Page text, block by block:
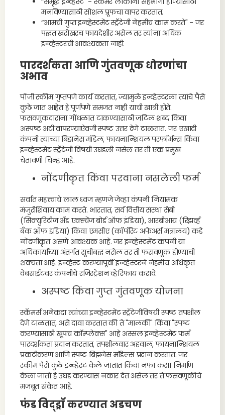
मनविण्यासाठी सोशल प्रूफचा वापर करतात.
“आमची गुप्त इन्व्हेस्टमेंट स्ट्रॅटेजी नेहमीच काम करते" - जर
पद्धत खरोखरच फायदेशीर असेल तर त्यांना अधिक
इन्व्हेस्टरची आवश्यकता नाही.
पारदर्शकता आणि गुंतवणूक धोरणांचा
अभाव
पोंजी स्कीम गुप्तपणे कार्य करतात, ज्यामुळे इन्व्हेस्टरला त्यांचे पैसे
कुठे जात आहेत हे पूर्णपणे समजत नाही याची खात्री होते.
फसवणूकदारांना गोंधळात टाकण्यासाठी जटिल शब्द किंवा
अस्पष्ट अटी वापरण्याऐवजी स्पष्ट उत्तर देणे टाळतात. जर एखादी
कंपनी त्याच्या बिझनेस मॉडेल, फायनान्शियल परफॉर्मन्स किंवा
इन्व्हेस्टमेंट स्ट्रॅटेजी विषयी उघडली नसेल तर ती एक प्रमुख
चेतावणी चिन्ह आहे.
नोंदणीकृत किंवा परवाना नसलेली फर्म
सर्वात महत्त्वाचे लाल ध्वज म्हणजे जेव्हा कंपनी नियामक
मंजुरीशिवाय काम करते. भारतात, सर्व वित्तीय संस्था सेबी
(सिक्युरिटीज अँड एक्स्चेंज बोर्ड ऑफ इंडिया), आरबीआय (रिझर्व्ह
बँक ऑफ इंडिया) किंवा एमसीए (कॉर्पोरेट अफेअर्स मंत्रालय) कडे
नोंदणीकृत असणे आवश्यक आहे. जर इन्व्हेस्टमेंट कंपनी या
अधिकार्यांच्या अंतर्गत सूचीबद्ध नसेल तर ती फसवणूक होण्याची
शक्यता आहे. इन्व्हेस्ट करण्यापूर्वी इन्व्हेस्टरने नेहमीच अधिकृत
वेबसाईटवर कंपनीचे रजिस्ट्रेशन व्हेरिफाय करावे.
अस्पष्ट किंवा गुप्त गुंतवणूक योजना
स्कॅमर्स अनेकदा त्यांच्या इन्व्हेस्टमेंट स्ट्रॅटेजीविषयी स्पष्ट तपशील
देणे टाळतात, असे दावा करतात की ते "मालकी" किंवा "स्पष्ट
करण्यासाठी खूपच कॉम्प्लेक्स" आहे अस्सल इन्व्हेस्टमेंट फर्म
पारदर्शकता प्रदान करतात, तपशीलवार अहवाल, फायनान्शियल
प्रकटीकरण आणि स्पष्ट बिझनेस मॉडेल्स प्रदान करतात. जर
स्कीम पैसे कुठे इन्व्हेस्ट केले जातात किंवा नफा कसा निर्माण
केला जातो हे उघड करण्यास नकार देत असेल तर ते फसवणूकीचे
मजबूत संकेत आहे.
फंड विद्ड्रॉ करण्यात अडचण